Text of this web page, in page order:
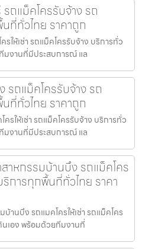
ถแม็คโครรับจ้าง รถ
นที่ทั่วไทย ราคาถูก
ให้เช่า รถแม็คโครรับจ้าง บริการทั่ว
มงานที่มีประสบการณ์ แล
รถแม็คโครรับจ้าง รถ
นที่ทั่วไทย ราคาถูก
รให้เช่า รถแม็คโครรับจ้าง บริการทั่ว
มงานที่มีประสบการณ์ แล
าหกรรมบ้านบึง รถแม็คโคร
ริการทุกพื้นที่ทั่วไทย ราคา
านบึง รถแมคโครให้เช่า รถแม็คโคร
นเอง พร้อมด้วยทีมงานที่